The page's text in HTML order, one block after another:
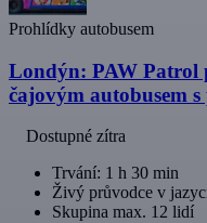
Prohlídky autobusem
Londýn: PAW Patrol
čajovým autobusem
Dostupné zítra
Trvání: 1 h 30 min
Živý průvodce v
Skupina max. 12 lidí